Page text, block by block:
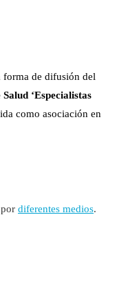
forma de difusión del
‘Especialistas
como asociación en
diferentes medios.